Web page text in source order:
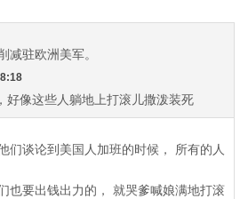
减驻欧洲美军。
好像这些人躺地上打滚儿撒泼装死
们谈论到美国人加班的时候， 所有的人
也要出钱出力的， 就哭爹喊娘满地打滚